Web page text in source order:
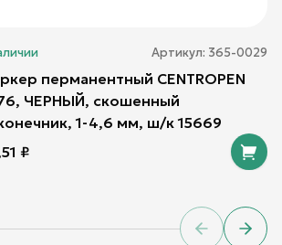
Артикул: 365-0029
перманентный CENTROPEN
ЧЕРНЫЙ, скошенный
1-4,6 мм, ш/к 15669
₽
Previous
Next